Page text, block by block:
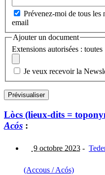
Prévenez-moi de tous les
email
Ajouter un document
Extensions autorisées : toutes
Je veux recevoir la
Lòcs (lieux-dits =
Acós :
9 octobre 2023 -
(Accous / Acós)